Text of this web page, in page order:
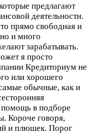
предлагают
деятельности.
прямо свободная и
и много
зарабатывать.
я просто
Кредиториум не
или хорошего
обычные, как и
в подборе
Короче говоря,
и плюшек. Порог